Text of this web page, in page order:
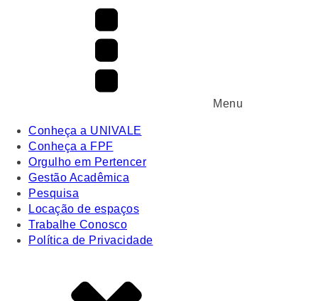
Menu
Conheça a UNIVALE
Conheça a FPF
Orgulho em Pertencer
Gestão Acadêmica
Pesquisa
Locação de espaços
Trabalhe Conosco
Política de Privacidade